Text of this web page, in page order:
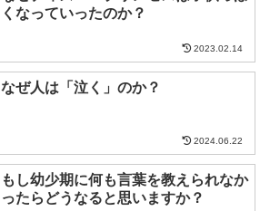
くなっていったのか？
2023.02.14
なぜ人は「泣く」のか？
2024.06.22
もし幼少期に何も言葉を教えられなか
ったらどうなると思いますか？